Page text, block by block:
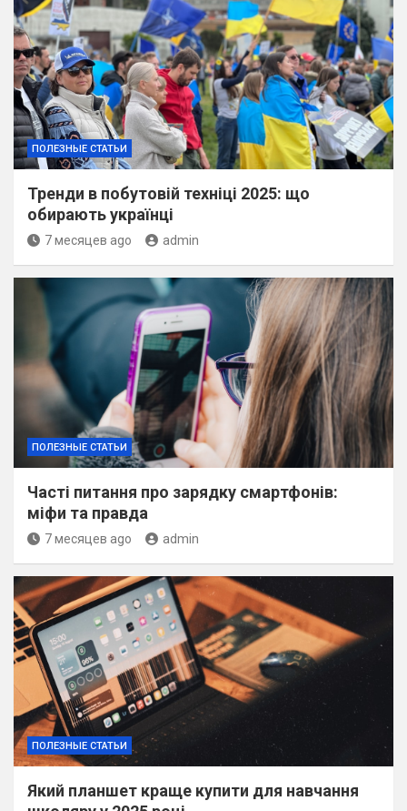
ПОЛЕЗНЫЕ СТАТЬИ
Тренди в побутовій техніці 2025: що
обирають українці
7 месяцев ago admin
ПОЛЕЗНЫЕ СТАТЬИ
Часті питання про зарядку смартфонів:
міфи та правда
7 месяцев ago admin
ПОЛЕЗНЫЕ СТАТЬИ
Який планшет краще купити для навчання